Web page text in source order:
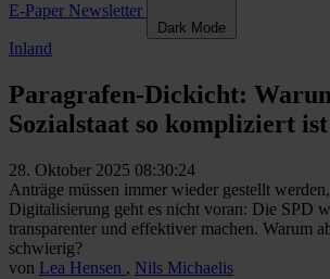
E-Paper Newsletter
Dark Mode
Inland
Paragrafen-Dickicht:
Sozialstaat so kompliziert ist
28. Oktober 2025 08:30:24
Anträge müssen immer wieder gestellt
Digitalisierung geht es nicht voran: Die SPD
transparenter und effektiver machen. Warum
schwierig?
von Lea Hensen , Nils Michaelis